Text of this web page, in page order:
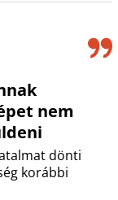
nem
dönti
korábbi